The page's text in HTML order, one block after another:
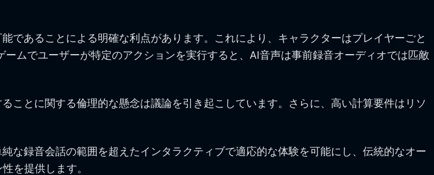
であることによる明確な利点があります。これにより、キャラクターはプレイヤーごと
ムでユーザーが特定のアクションを実行すると、AI音声は事前録音オーディオでは匹敵
ことに関する倫理的な懸念は議論を引き起こしています。さらに、高い計算要件はリソ
な録音会話の範囲を超えたインタラクティブで適応的な体験を可能にし、伝統的なオー
を提供します。